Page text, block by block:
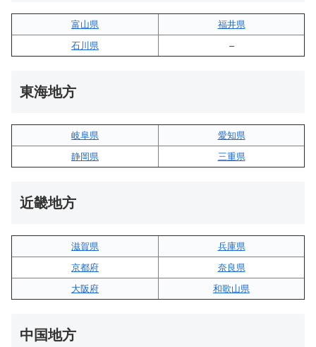
富山県
福井県
石川県
–
東海地方
岐阜県
愛知県
静岡県
三重県
近畿地方
滋賀県
兵庫県
京都府
奈良県
大阪府
和歌山県
中国地方